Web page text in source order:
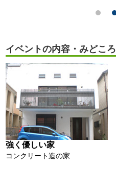
イベントの内容・みどころ
強く優しい家
コンクリート造の家